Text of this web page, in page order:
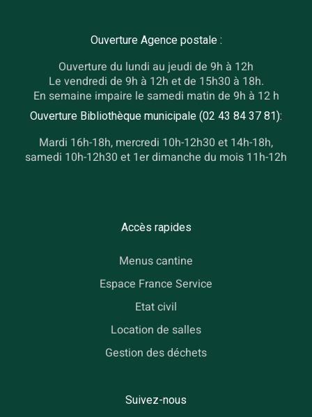
Ouverture Agence postale :
Ouverture du lundi au jeudi de 9h à 12h
Le vendredi de 9h à 12h et de 15h30 à 18h.
En semaine impaire le samedi matin de 9h à 12 h
Ouverture Bibliothèque municipale (02 43 84 37 81):
Mardi 16h-18h, mercredi 10h-12h30 et 14h-18h,
samedi 10h-12h30 et 1er dimanche du mois 11h-12h
Accès rapides
Menus cantine
Espace France Service
Etat civil
Location de salles
Gestion des déchets
Suivez-nous